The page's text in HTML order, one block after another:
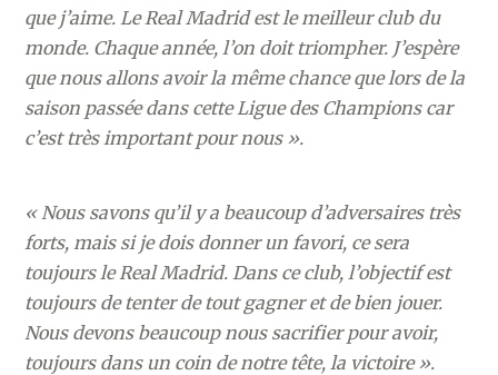
que j’aime. Le Real Madrid est le meilleur club du
monde. Chaque année, l’on doit triompher. J’espère
que nous allons avoir la même chance que lors de la
saison passée dans cette Ligue des Champions car
c’est très important pour nous ».
« Nous savons qu’il y a beaucoup d’adversaires très
forts, mais si je dois donner un favori, ce sera
toujours le Real Madrid. Dans ce club, l’objectif est
toujours de tenter de tout gagner et de bien jouer.
Nous devons beaucoup nous sacrifier pour avoir,
toujours dans un coin de notre tête, la victoire ».